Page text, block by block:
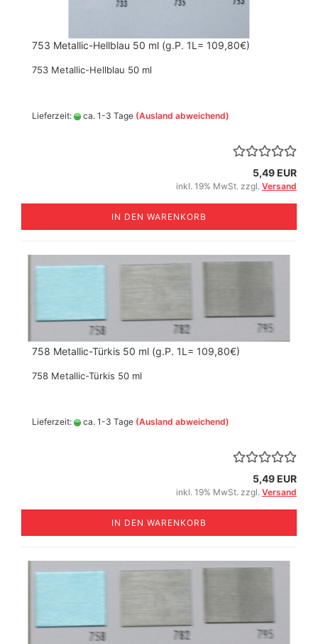
753 Metallic-Hellblau 50 ml (g.P. 1L= 109,80€)
753 Metallic-Hellblau 50 ml
Lieferzeit: ca. 1-3 Tage (Ausland abweichend)
5,49 EUR
inkl. 19% MwSt. zzgl. Versand
IN DEN WARENKORB
758 Metallic-Türkis 50 ml (g.P. 1L= 109,80€)
758 Metallic-Türkis 50 ml
Lieferzeit: ca. 1-3 Tage (Ausland abweichend)
5,49 EUR
inkl. 19% MwSt. zzgl. Versand
IN DEN WARENKORB